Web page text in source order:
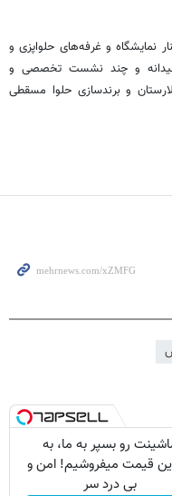
نمایشگاه و غرفه‌های حلواپزی و
عیدانه و چند نشست تخصصی و
و برندسازی حلوا مسقطی
رو بسپر به ما، به
قیمت میفروشیم! امن و
بی درد سر